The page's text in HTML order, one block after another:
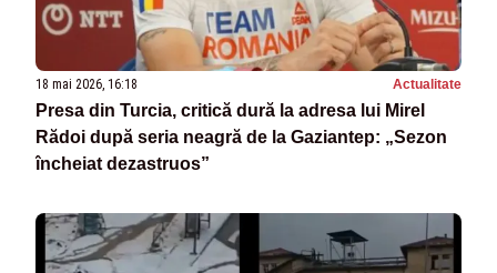
18 mai 2026, 16:18 Actualitate
Presa din Turcia, critică dură la adresa lui Mirel
Rădoi după seria neagră de la Gaziantep: „Sezon
încheiat dezastruos”